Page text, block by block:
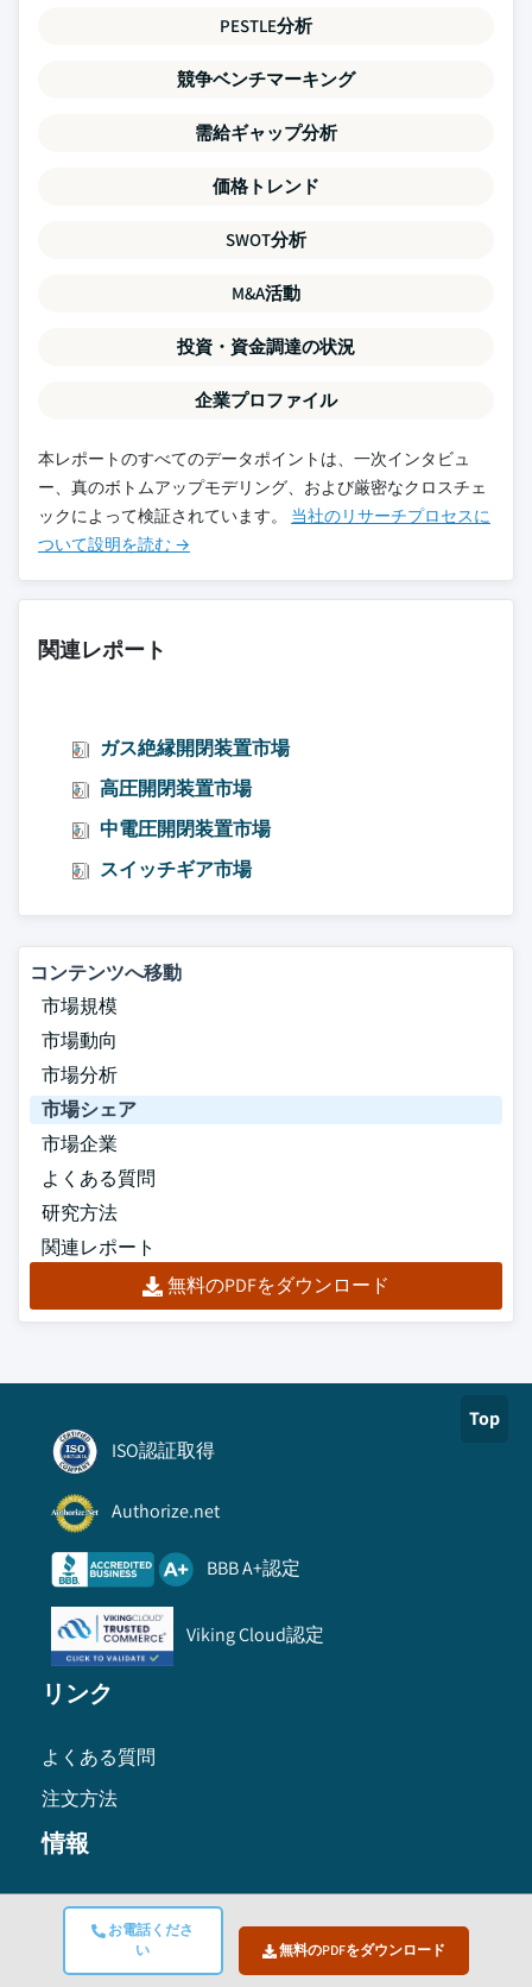
お電話くださ
い
無料のPDFをダウンロード
PESTLE分析
競争ベンチマーキング
需給ギャップ分析
価格トレンド
SWOT分析
M&A活動
投資・資金調達の状況
企業プロファイル
本レポートのすべてのデータポイントは、一次インタビュ
ー、真のボトムアップモデリング、および厳密なクロスチェ
ックによって検証されています。 当社のリサーチプロセスに
ついて設明を読む →
関連レポート
ガス絶縁開閉装置市場
高圧開閉装置市場
中電圧開閉装置市場
スイッチギア市場
コンテンツへ移動
市場規模
市場動向
市場分析
市場シェア
市場企業
よくある質問
研究方法
関連レポート
無料のPDFをダウンロード
Top
ISO認証取得
Authorize.net
BBB A+認定
Viking Cloud認定
リンク
よくある質問
注文方法
情報
利用規約
プライバシーポリシー